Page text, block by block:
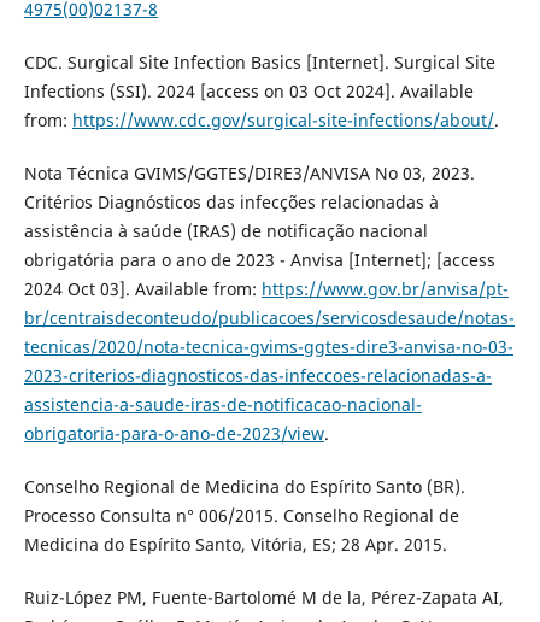
4975(00)02137-8
CDC. Surgical Site Infection Basics [Internet]. Surgical Site
Infections (SSI). 2024 [access on 03 Oct 2024]. Available
from: https://www.cdc.gov/surgical-site-infections/about/.
Nota Técnica GVIMS/GGTES/DIRE3/ANVISA No 03, 2023.
Critérios Diagnósticos das infecções relacionadas à
assistência à saúde (IRAS) de notificação nacional
obrigatória para o ano de 2023 - Anvisa [Internet]; [access
2024 Oct 03]. Available from: https://www.gov.br/anvisa/pt-
br/centraisdeconteudo/publicacoes/servicosdesaude/notas-
tecnicas/2020/nota-tecnica-gvims-ggtes-dire3-anvisa-no-03-
2023-criterios-diagnosticos-das-infeccoes-relacionadas-a-
assistencia-a-saude-iras-de-notificacao-nacional-
obrigatoria-para-o-ano-de-2023/view.
Conselho Regional de Medicina do Espírito Santo (BR).
Processo Consulta n° 006/2015. Conselho Regional de
Medicina do Espírito Santo, Vitória, ES; 28 Apr. 2015.
Ruiz-López PM, Fuente-Bartolomé M de la, Pérez-Zapata AI,